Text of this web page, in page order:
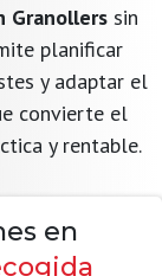
Granollerssin
planificar
y adaptar el
convierte el
y rentable.
en